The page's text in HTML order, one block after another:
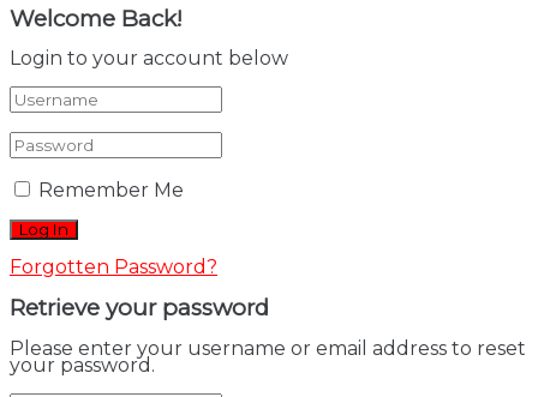
Welcome Back!
Login to your account below
Remember Me
Forgotten Password?
Retrieve your password
Please enter your username or email address to reset
your password.